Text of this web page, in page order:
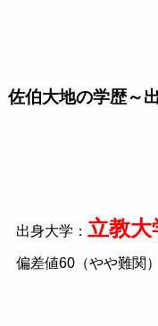
佐伯大地の学歴～
出身大学： 立教大
偏差値60（やや難関）